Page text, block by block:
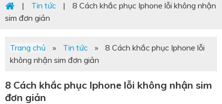
| Tin tức |
8 Cách khắc phục Iphone lỗi không nhận
sim đơn giản
Trang chủ » Tin tức »
8 Cách khắc phục Iphone lỗi
không nhận sim đơn giản
8 Cách khắc phục Iphone lỗi không nhận sim
đơn giản